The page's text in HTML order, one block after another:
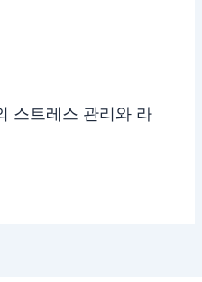
스트레스 관리와 라